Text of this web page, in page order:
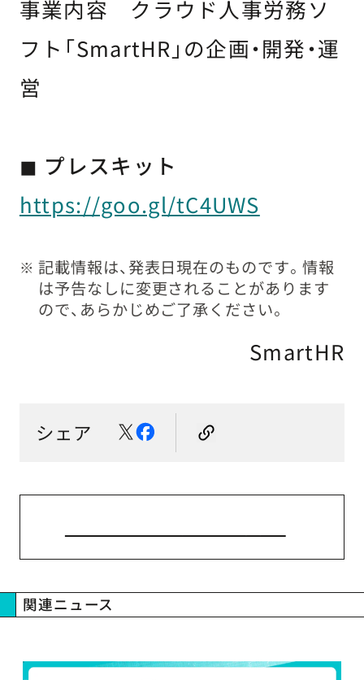
事業内容 クラウド人事労務ソ
フト「SmartHR」の企画・開発・運
営
◼ プレスキット
https://goo.gl/tC4UWS
※ 記載情報は、発表日現在のものです。情報
は予告なしに変更されることがあります
ので、あらかじめご了承ください。
SmartHR
シェア
関連ニュース